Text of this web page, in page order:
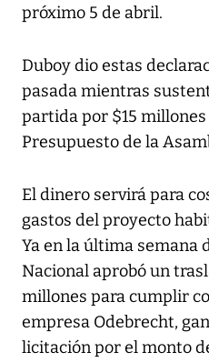
próximo 5 de abril.
Duboy dio estas
pasada mientras
partida por $15
Presupuesto de la
El dinero servirá para
gastos del proyecto
Ya en la última semana
Nacional aprobó un
millones para cumplir
empresa Odebrecht,
licitación por el monto